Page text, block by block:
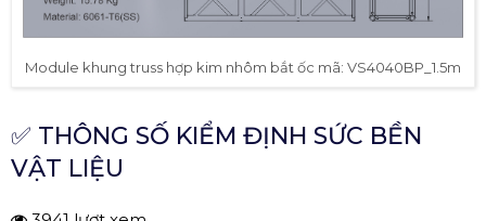
Module khung truss hợp kim nhôm bắt ốc mã: VS4040BP_1.5m
✅ THÔNG SỐ KIỂM ĐỊNH SỨC BỀN
VẬT LIỆU